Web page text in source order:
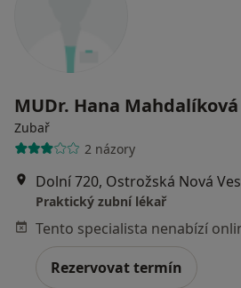
MUDr. Hana Mahdalíková
Zubař
2 názory
Dolní 720, Ostrožská Nová Ves
Praktický zubní lékař
Rezervovat termín